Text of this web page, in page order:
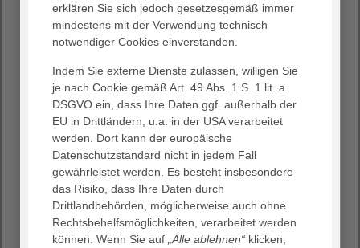
Ergebnisse einer Patientenumfrage unseres
Qualitätsmanagements, 2020
zurück
erklären Sie sich jedoch gesetzesgemäß immer
mindestens mit der Verwendung technisch
notwendiger Cookies einverstanden.
Indem Sie externe Dienste zulassen, willigen Sie
je nach Cookie gemäß Art. 49 Abs. 1 S. 1 lit. a
DSGVO ein, dass Ihre Daten ggf. außerhalb der
EU in Drittländern, u.a. in der USA verarbeitet
werden. Dort kann der europäische
Datenschutzstandard nicht in jedem Fall
gewährleistet werden. Es besteht insbesondere
das Risiko, dass Ihre Daten durch
Drittlandbehörden, möglicherweise auch ohne
Rechtsbehelfsmöglichkeiten, verarbeitet werden
können. Wenn Sie auf „Alle ablehnen“ klicken,